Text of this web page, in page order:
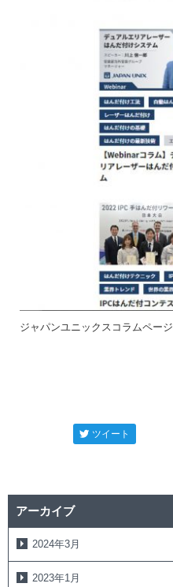
ジャパンユニックスコラムページ
ツイート
アーカイブ
2024年3月
2023年1月